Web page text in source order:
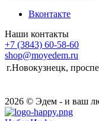
Вконтакте
Наши контакты
+7 (3843) 60-58-60
shop@moyedem.ru
г.Новокузнецк,
2026 © Эдем - и ваш